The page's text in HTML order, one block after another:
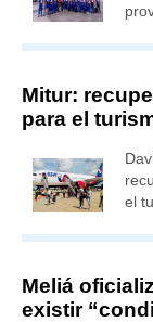
Mitur:
para el
el
Meliá
existir